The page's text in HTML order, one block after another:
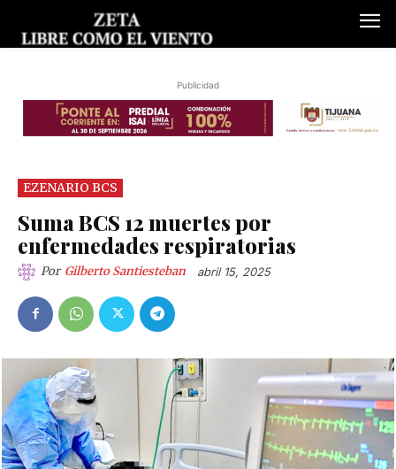
Publicidad
EZENARIO BCS
Suma BCS 12 muertes por
enfermedades respiratorias
Por Gilberto Santiesteban abril 15, 2025